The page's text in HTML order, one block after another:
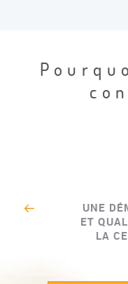
UNE
ET
LA